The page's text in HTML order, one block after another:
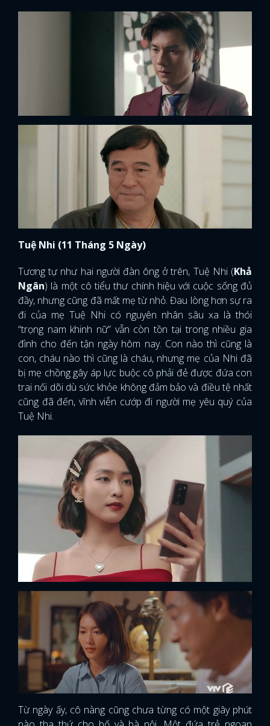
x
ĐĂNG NHẬP
Tuệ Nhi (11 Tháng 5 Ngày)
Tương tự như hai người đàn ông ở trên, Tuệ Nhi (Khả
Ngân) là một cô tiểu thư chính hiệu với cuộc sống đủ
đầy, nhưng cũng đã mất mẹ từ nhỏ. Đau lòng hơn sự ra
đi của mẹ Tuệ Nhi có nguyên nhân sâu xa là thói
“trọng nam khinh nữ” vẫn còn tồn tại trong nhiều gia
đình cho đến tận ngày hôm nay. Con nào thì cũng là
con, cháu nào thì cũng là cháu, nhưng mẹ của Nhi đã
bị mẹ chồng gây áp lực buộc cô phải đẻ được đứa con
trai nối dõi dù sức khỏe không đảm bảo và điều tệ nhất
cũng đã đến, vĩnh viễn cướp đi người mẹ yêu quý của
Tuệ Nhi.
Từ ngày ấy, cô nàng cũng chưa từng có một giây phút